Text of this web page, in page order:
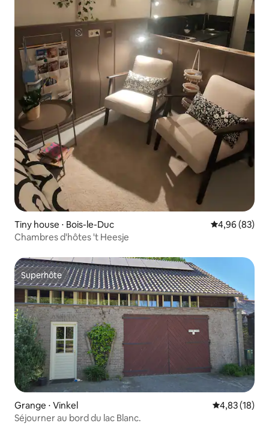
Tiny house ⋅ Bois-le-Duc Évaluation
4,96 (83)
Chambres d'hôtes 't Heesje
Superhôte
Superhôte
Grange ⋅ Vinkel Évaluation
4,83 (18)
Séjourner au bord du lac Blanc.